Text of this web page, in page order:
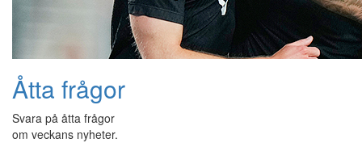
Åtta frågor
Svara på åtta frågor
om veckans nyheter.